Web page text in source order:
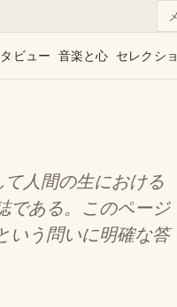
ビュー 音楽と心 セレクシ
人間の生における
である。このページ
いう問いに明確な答